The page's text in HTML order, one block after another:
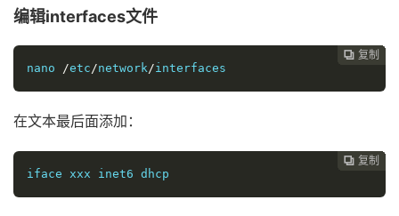
编辑interfaces文件
 复制
 复制
 复制
 复制
 复制
 复制
 复制
 复制
nano
/etc /network /interfaces
在文本最后面添加：
 复制
 复制
 复制
 复制
 复制
 复制
 复制
iface xxx inet6 dhcp